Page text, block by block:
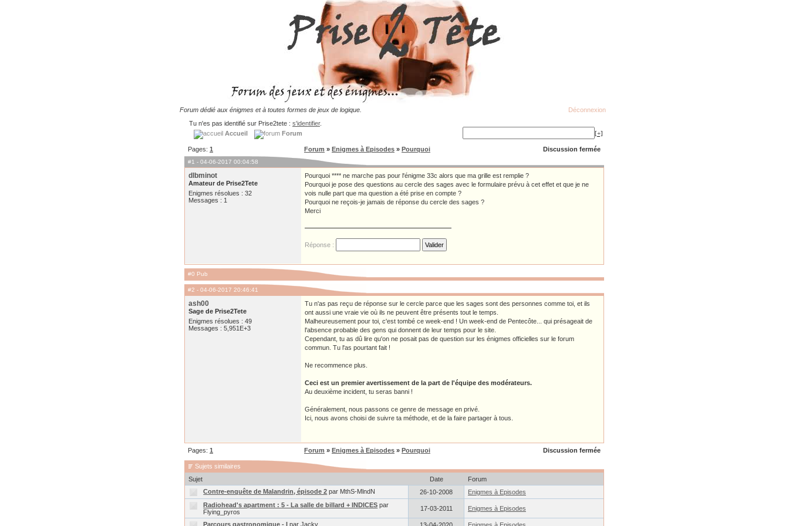
Forum dédié aux énigmes et à toutes formes de jeux de logique.
Déconnexion
Tu n'es pas identifié sur Prise2tete : s'identifier.
Accueil
Forum [+]
Pages: 1 Discussion fermée
Forum » Enigmes à Episodes » Pourquoi
#1 - 04-06-2017 00:04:58
dlbminot
Amateur de Prise2Tete
Enigmes résolues : 32
Messages : 1
Pourquoi **** ne marche pas pour l'énigme 33c alors que ma grille est remplie ?
Pourquoi je pose des questions au cercle des sages avec le formulaire prévu à cet effet et que je ne
vois nulle part que ma question a été prise en compte ?
Pourquoi ne reçois-je jamais de réponse du cercle des sages ?
Merci
Réponse :
#0 Pub
#2 - 04-06-2017 20:46:41
ash00
Sage de Prise2Tete
Enigmes résolues : 49
Messages : 5,951E+3
Tu n'as pas reçu de réponse sur le cercle parce que les sages sont des personnes comme toi, et ils
ont aussi une vraie vie où ils ne peuvent être présents tout le temps.
Malheureusement pour toi, c'est tombé ce week-end ! Un week-end de Pentecôte... qui présageait de
l'absence probable des gens qui donnent de leur temps pour le site.
Cependant, tu as dû lire qu'on ne posait pas de question sur les énigmes officielles sur le forum
commun. Tu l'as pourtant fait !
Ne recommence plus.
Ceci est un premier avertissement de la part de l'équipe des modérateurs.
Au deuxième incident, tu seras banni !
Généralement, nous passons ce genre de message en privé.
Ici, nous avons choisi de suivre ta méthode, et de la faire partager à tous.
Discussion fermée
Pages: 1 Forum » Enigmes à Episodes » Pourquoi
Sujets similaires
Sujet
Date
Forum
Contre-enquête de Malandrin, épisode 2 par MthS-MlndN 26-10-2008
Enigmes à Episodes
Radiohead's apartment : 5 - La salle de billard + INDICES par
Flying_pyros
17-03-2011 Enigmes à Episodes
Parcours gastronomique - I par Jackv